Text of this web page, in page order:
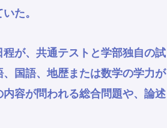
た。
が、共通テストと学部独自の試
国語、地歴または数学の学力が
容が問われる総合問題や、論述